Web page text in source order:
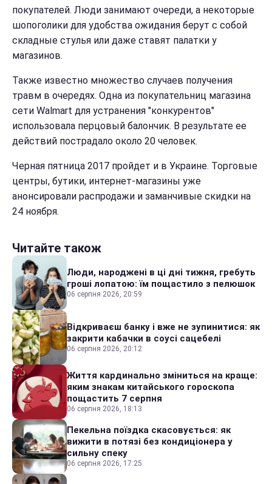
покупателей. Люди занимают очереди, а некоторые
шопоголики для удобства ожидания берут с собой
складные стулья или даже ставят палатки у
магазинов.
Также известно множество случаев получения
травм в очередях. Одна из покупательниц магазина
сети Walmart для устранения "конкурентов"
использовала перцовый балончик. В результате ее
действий пострадало около 20 человек.
Черная пятница 2017 пройдет и в Украине. Торговые
центры, бутики, интернет-магазины уже
анонсировали распродажи и заманчивые скидки на
24 ноября.
Читайте також
Люди, народжені в ці дні тижня, гребуть
гроші лопатою: їм пощастило з пелюшок
06 серпня 2026, 20:59
Відкриваєш банку і вже не зупинитися: як
закрити кабачки в соусі сацебелі
06 серпня 2026, 20:12
Життя кардинально зміниться на краще:
яким знакам китайського гороскопа
пощастить 7 серпня
06 серпня 2026, 18:13
Пекельна поїздка скасовується: як
вижити в потязі без кондиціонера у
сильну спеку
06 серпня 2026, 17:25